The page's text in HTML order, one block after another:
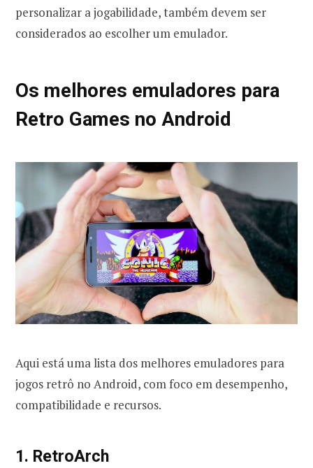
personalizar a jogabilidade, também devem ser
considerados ao escolher um emulador.
Os melhores emuladores para
Retro Games no Android
Aqui está uma lista dos melhores emuladores para
jogos retrô no Android, com foco em desempenho,
compatibilidade e recursos.
1. RetroArch